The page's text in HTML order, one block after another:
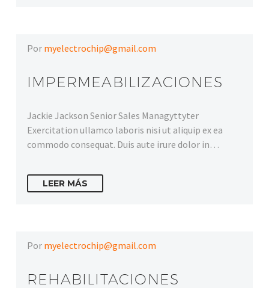
Por myelectrochip@gmail.com
IMPERMEABILIZACIONES
Jackie Jackson Senior Sales Managyttyter
Exercitation ullamco laboris nisi ut aliquip ex ea
commodo consequat. Duis aute irure dolor in…
LEER MÁS
Por myelectrochip@gmail.com
REHABILITACIONES